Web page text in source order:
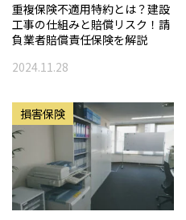
重複保険不適用特約とは？建設
工事の仕組みと賠償リスク！請
負業者賠償責任保険を解説
2024.11.28
損害保険